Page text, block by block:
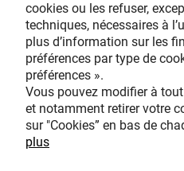
Avec le
cookies ou les refuser,
techniques, nécessaires à
plus d’information sur les
préférences par type de
préférences ».
Vous pouvez modifier à
et notamment retirer votre
sur "Cookies” en bas de
plus